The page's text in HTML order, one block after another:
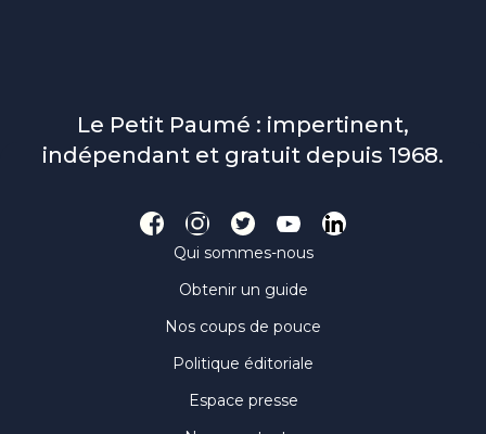
Le Petit Paumé : impertinent,
indépendant et gratuit depuis 1968.
Qui sommes-nous
Obtenir un guide
Nos coups de pouce
Politique éditoriale
Espace presse